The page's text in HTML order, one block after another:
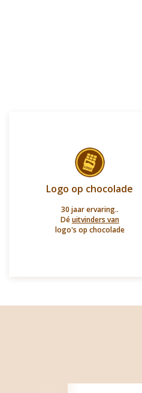
Logo op chocolade
30 jaar ervaring..
Déuitvinders van
logo's op chocolade